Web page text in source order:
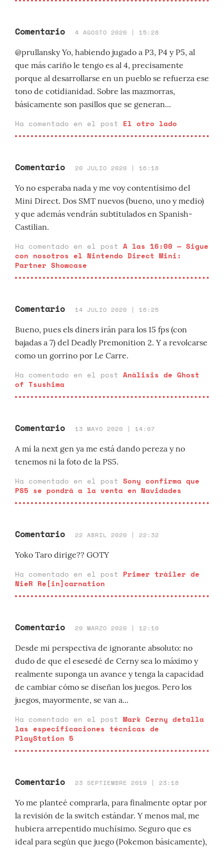
Comentario 4 AGOSTO 2020 | 15:28
@prullansky Yo, habiendo jugado a P3, P4 y P5, al
que más cariño le tengo es al 4, precisamente
porque al desarrollarse en un pueblo se refuerza ese
tono de cotidianidad. Sobre las mazmorras,
básicamente son pasillos que se generan...
Ha comentado en el post El otro lado
Comentario 20 JULIO 2020 | 16:18
Yo no esperaba nada y me voy contentísimo del
Mini Direct. Dos SMT nuevos (bueno, uno y medio)
y que además vendrán subtitulados en Spanish-
Castilian.
Ha comentado en el post A las 16:00 — Sigue
con nosotros el Nintendo Direct Mini:
Partner Showcase
Comentario 14 JULIO 2020 | 16:25
Bueno, pues els diners irán para los 15 fps (con
bajadas a 7) del Deadly Premonition 2. Y a revolcarse
como un gorrino por Le Carre.
Ha comentado en el post Análisis de Ghost
of Tsushima
Comentario 13 MAYO 2020 | 14:07
A mí la next gen ya me está dando pereza y no
tenemos ni la foto de la PS5.
Ha comentado en el post Sony confirma que
PS5 se pondrá a la venta en Navidades
Comentario 22 ABRIL 2020 | 22:32
Yoko Taro dirige?? GOTY
Ha comentado en el post Primer tráiler de
NieR Re[in]carnation
Comentario 20 MARZO 2020 | 12:10
Desde mi perspectiva de ignorante absoluto: no
dudo de que el esesedé de Cerny sea lo máximo y
realmente suponga un avance y tenga la capacidad
de cambiar cómo se diseñan los juegos. Pero los
juegos, mayormente, se van a...
Ha comentado en el post Mark Cerny detalla
las especificaciones técnicas de
PlayStation 5
Comentario 23 SEPTIEMBRE 2019 | 23:18
Yo me planteé comprarla, para finalmente optar por
la revisión de la switch estándar. Y menos mal, me
hubiera arrepentido muchísimo. Seguro que es
ideal para según que juego (Pokemon básicamente),